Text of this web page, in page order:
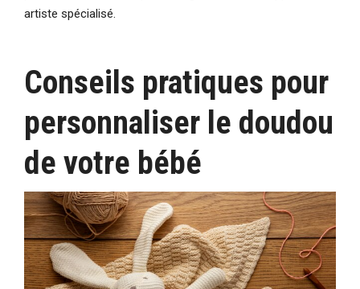
artiste spécialisé.
Conseils pratiques pour
personnaliser le doudou
de votre bébé